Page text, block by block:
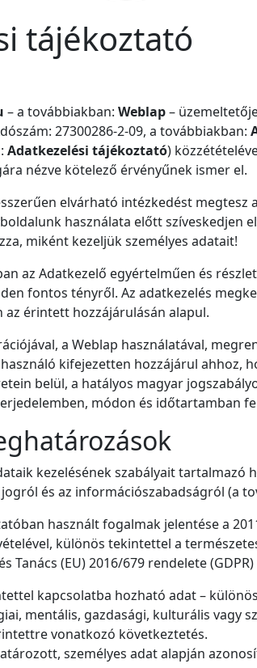
tájékoztató
– a továbbiakban: Weblap–
27300286-2-09, a továbbiakban:
Adatkezelési tájékoztató)
nézve kötelező érvényűnek ismer el.
elvárható intézkedést megtesz
használata előtt szíveskedjen
miként kezeljük személyes adatait!
az Adatkezelő egyértelműen és
fontos tényről. Az adatkezelés
érintett hozzájárulásán alapul.
a Weblap használatával,
kifejezetten hozzájárul ahhoz,
belül, a hatályos magyar
módon és időtartamban
kezelésének szabályait tartalmazó
és az információszabadságról (a
használt fogalmak jelentése a
különös tekintettel a
Tanács (EU) 2016/679 rendelete
kapcsolatba hozható adat –
mentális, gazdasági, kulturális vagy
vonatkozó következtetés.
személyes adat alapján